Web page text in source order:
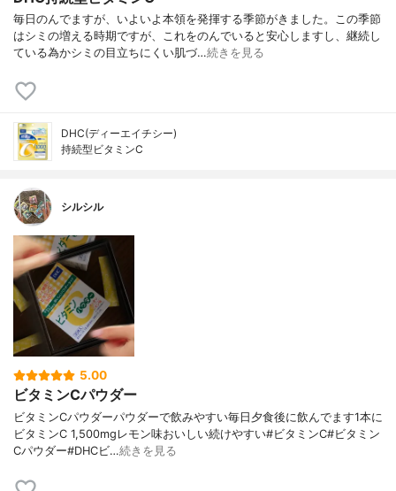
毎日のんでますが、いよいよ本領を発揮する季節がきました。この季節
はシミの増える時期ですが、これをのんでいると安心しますし、継続し
ている為かシミの目立ちにくい肌づ…続きを見る
DHC(ディーエイチシー)
持続型ビタミンC
シルシル
5.00
ビタミンCパウダー
ビタミンCパウダーパウダーで飲みやすい毎日夕食後に飲んでます1本に
ビタミンC 1,500mgレモン味おいしい続けやすい#ビタミンC#ビタミン
Cパウダー#DHCビ…続きを見る